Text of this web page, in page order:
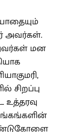
அவர்கள்.
மன
சிறப்பு